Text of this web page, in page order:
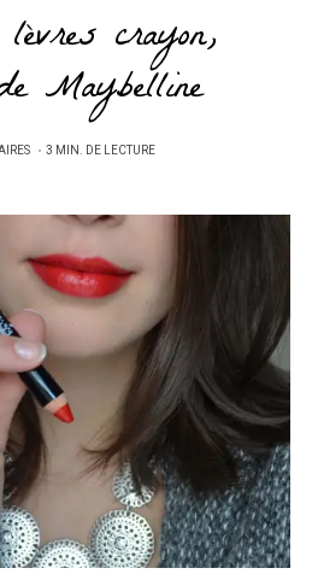
crayon,
Maybelline
3 MIN. DE LECTURE